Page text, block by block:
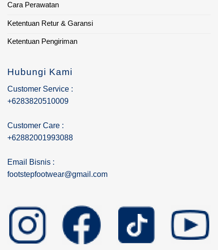
Cara Perawatan
Ketentuan Retur & Garansi
Ketentuan Pengiriman
Hubungi Kami
Customer Service :
+6283820510009
Customer Care :
+62882001993088
Email Bisnis :
footstepfootwear@gmail.com